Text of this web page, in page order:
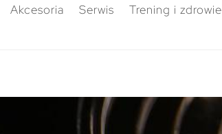
Akcesoria Serwis Trening i zdrowie